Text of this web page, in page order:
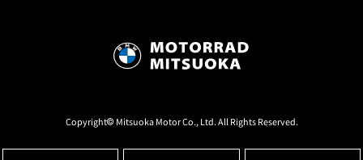
Copyright© Mitsuoka Motor Co., Ltd. All Rights Reserved.